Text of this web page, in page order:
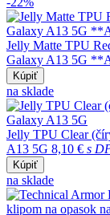
Jelly Matte TPU
Galaxy A13 5G
Kúpiť
na sklade
Jelly TPU Clear
A13 5G 8,10 € s
Kúpiť
na sklade